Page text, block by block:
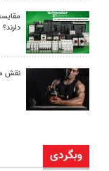
دارند؟
نقش
وبگردی